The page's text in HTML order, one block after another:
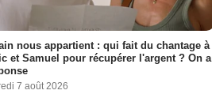
nous appartient : qui fait du chantage à
et Samuel pour récupérer l'argent ? On a
7 août 2026